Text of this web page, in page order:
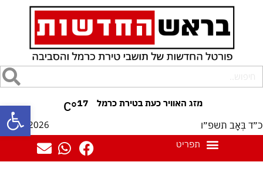
פתח 17
°C
כ״ד בְּאָב תשפ״ו 07/08/2026